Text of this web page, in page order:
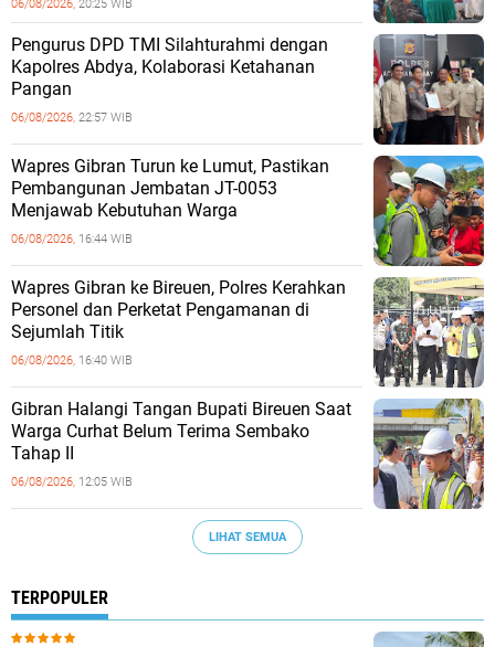
06/08/2026, 20:25 WIB
Pengurus DPD TMI Silahturahmi dengan
Kapolres Abdya, Kolaborasi Ketahanan
Pangan
06/08/2026, 22:57 WIB
Wapres Gibran Turun ke Lumut, Pastikan
Pembangunan Jembatan JT-0053
Menjawab Kebutuhan Warga
06/08/2026, 16:44 WIB
Wapres Gibran ke Bireuen, Polres Kerahkan
Personel dan Perketat Pengamanan di
Sejumlah Titik
06/08/2026, 16:40 WIB
Gibran Halangi Tangan Bupati Bireuen Saat
Warga Curhat Belum Terima Sembako
Tahap II
06/08/2026, 12:05 WIB
LIHAT SEMUA
TERPOPULER